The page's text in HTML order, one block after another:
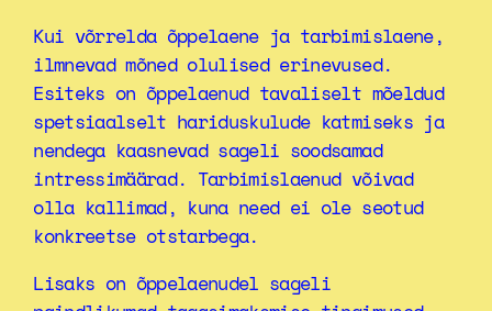
Kui võrrelda õppelaene ja tarbimislaene,
ilmnevad mõned olulised erinevused.
Esiteks on õppelaenud tavaliselt mõeldud
spetsiaalselt hariduskulude katmiseks ja
nendega kaasnevad sageli soodsamad
intressimäärad. Tarbimislaenud võivad
olla kallimad, kuna need ei ole seotud
konkreetse otstarbega.
Lisaks on õppelaenudel sageli